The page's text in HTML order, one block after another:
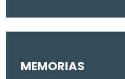
MEMORIAS